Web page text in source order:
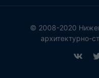
© 2008-2020
архитектурно-